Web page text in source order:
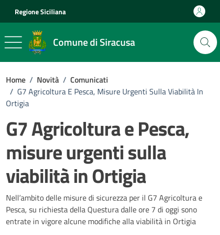
Regione Siciliana
Comune di Siracusa
Home / Novità / Comunicati
/ G7 Agricoltura E Pesca, Misure Urgenti Sulla Viabilità In
Ortigia
G7 Agricoltura e Pesca,
misure urgenti sulla
viabilità in Ortigia
Dettagli della notizia
Nell’ambito delle misure di sicurezza per il G7 Agricoltura e
Pesca, su richiesta della Questura dalle ore 7 di oggi sono
entrate in vigore alcune modifiche alla viabilità in Ortigia